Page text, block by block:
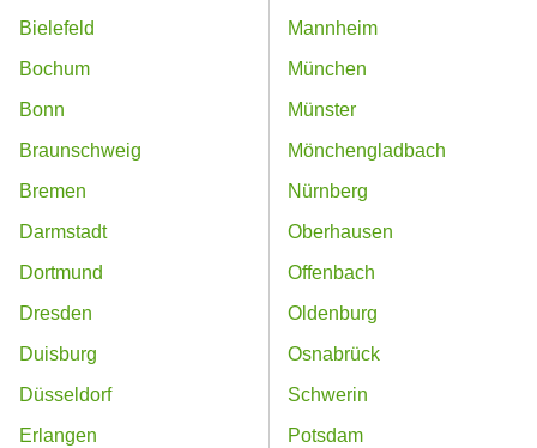
Bielefeld
Bochum
Bonn
Braunschweig
Bremen
Darmstadt
Dortmund
Dresden
Duisburg
Düsseldorf
Erlangen
Mannheim
München
Münster
Mönchengladbach
Nürnberg
Oberhausen
Offenbach
Oldenburg
Osnabrück
Schwerin
Potsdam